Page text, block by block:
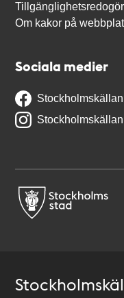
Om kakor på
Sociala medier